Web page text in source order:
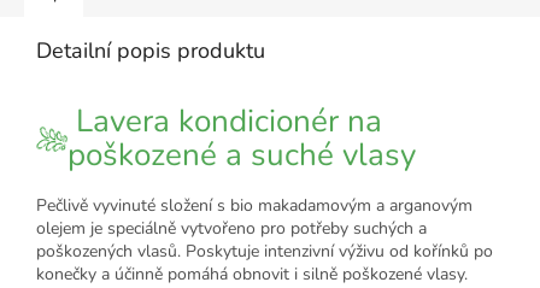
Detailní popis produktu
Lavera kondicionér na
poškozené a suché vlasy
Pečlivě vyvinuté složení s bio makadamovým a arganovým
olejem je speciálně vytvořeno pro potřeby suchých a
poškozených vlasů. Poskytuje intenzivní výživu od kořínků po
konečky a účinně pomáhá obnovit i silně poškozené vlasy.